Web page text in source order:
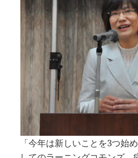
「今年は新しいことを3つ始